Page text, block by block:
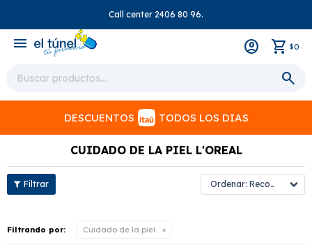
Call center 2406 80 96.
menu $0
DESCUENTOS TODOS LOS DIAS
CUIDADO DE LA PIEL L'OREAL
Recomendados
Filtrando por: Cuidado de la piel
close